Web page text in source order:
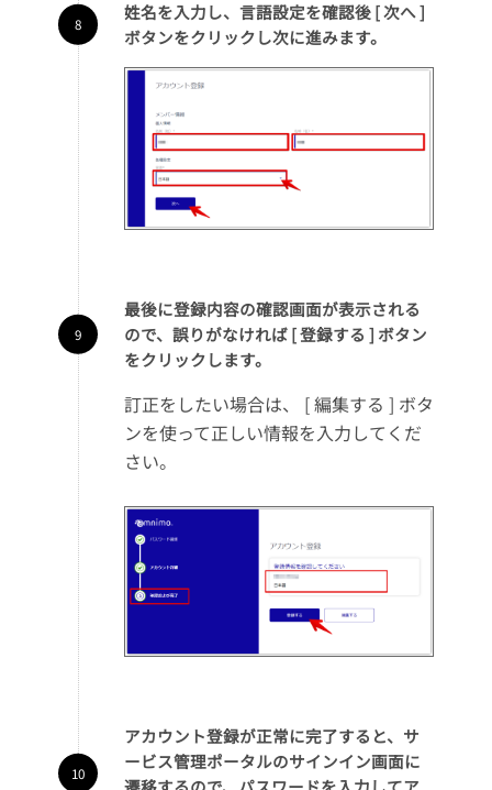
姓名を入力し、言語設定を確認後 [ 次へ ]
ボタンをクリックし次に進みます。
最後に登録内容の確認画面が表示される
ので、誤りがなければ [ 登録する ] ボタン
をクリックします。
訂正をしたい場合は、 [ 編集する ] ボタ
ンを使って正しい情報を入力してくだ
さい。
アカウント登録が正常に完了すると、サ
ービス管理ポータルのサインイン画面に